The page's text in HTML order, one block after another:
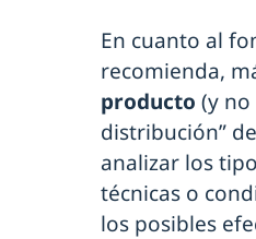
En cuanto al
recomienda,
producto (y
distribución”
analizar los
técnicas o
los posibles